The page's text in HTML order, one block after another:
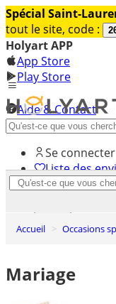
Spécial Saint-
tout le site, code :
Holyart APP
App Store
Play Store
Aide & Contact
Découvrez Premium
Se connecter
Liste des
Accueil Occasions
Mariage